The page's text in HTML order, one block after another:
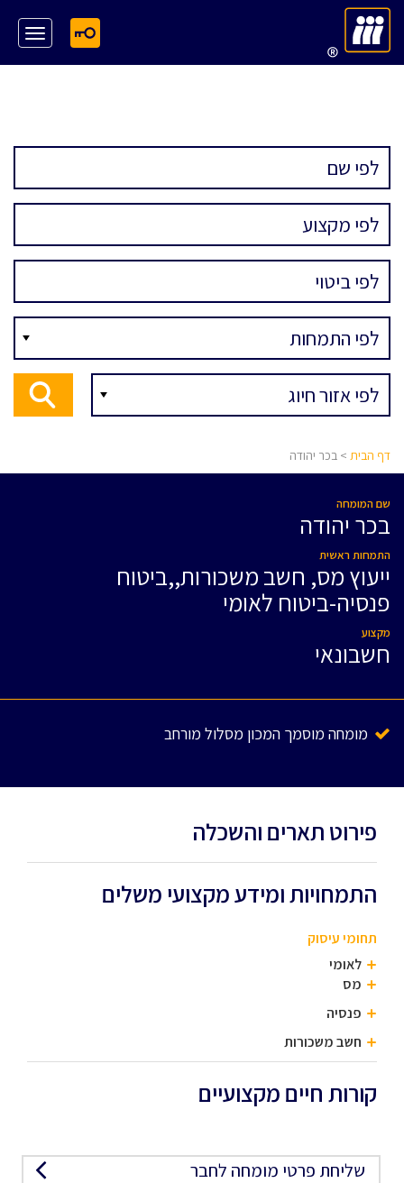
דף הבית > בכר יהודה
שם המומחה
בכר יהודה
התמחות ראשית
ייעוץ מס, חשב משכורות,,ביטוח
פנסיה-ביטוח לאומי
מקצוע
חשבונאי
מומחה מוסמך המכון מסלול מורחב
פירוט תארים והשכלה
התמחויות ומידע מקצועי משלים
תחומי עיסוק
לאומי
מס
פנסיה
חשב משכורות
קורות חיים מקצועיים
שליחת פרטי מומחה לחבר